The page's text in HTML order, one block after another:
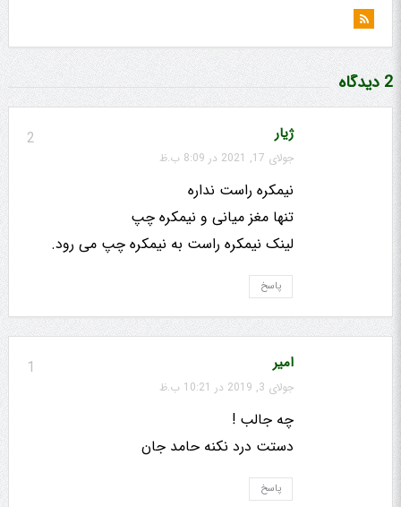
2 دیدگاه
2 ژیار
جولای 17, 2021 در 8:09 ب.ظ
نیمکره راست نداره
تنها مغز میانی و نیمکره چپ
لینک نیمکره راست به نیمکره چپ می رود.
پاسخ
1 امیر
جولای 3, 2019 در 10:21 ب.ظ
چه جالب !
دستت درد نکنه حامد جان
پاسخ